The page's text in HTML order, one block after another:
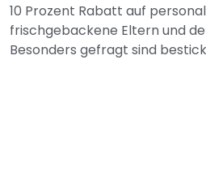
10 Prozent Rabatt auf
frischgebackene Eltern und
Besonders gefragt sind